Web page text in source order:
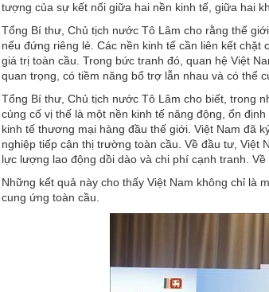
tượng của sự kết nối giữa hai nền kinh tế, giữa hai
Tổng Bí thư, Chủ tịch nước Tô Lâm cho rằng thế
nếu đứng riêng lẻ. Các nền kinh tế cần liên kết
giá trị toàn cầu. Trong bức tranh đó, quan hệ Việt
quan trọng, có tiềm năng bổ trợ lẫn nhau và có thể
Tổng Bí thư, Chủ tịch nước Tô Lâm cho biết, trong
củng cố vị thế là một nền kinh tế năng động, ổn
kinh tế thương mại hàng đầu thế giới. Việt Nam đã
nghiệp tiếp cận thị trường toàn cầu. Về đầu tư, Việt
lực lượng lao động dồi dào và chi phí cạnh tranh.
Những kết quả này cho thấy Việt Nam không chỉ là
cung ứng toàn cầu.